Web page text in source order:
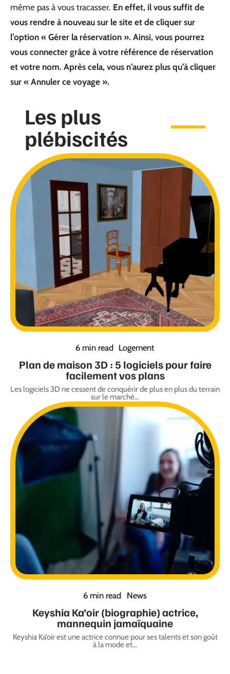
même pas à vous tracasser. En effet, il vous suffit de
vous rendre à nouveau sur le site et de cliquer sur
l’option « Gérer la réservation ». Ainsi, vous pourrez
vous connecter grâce à votre référence de réservation
et votre nom. Après cela, vous n’aurez plus qu’à cliquer
sur « Annuler ce voyage ».
Les plus
plébiscités
6 min read Logement
Plan de maison 3D : 5 logiciels pour faire
facilement vos plans
Les logiciels 3D ne cessent de conquérir de plus en plus du terrain
sur le marché…
6 min read News
Keyshia Ka’oir (biographie) actrice,
mannequin jamaïquaine
Keyshia Ka’oir est une actrice connue pour ses talents et son goût
à la mode et…